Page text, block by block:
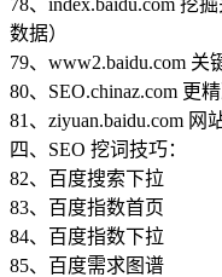
数据）
79、www2.baidu.com 关
80、SEO.chinaz.com 更
81、ziyuan.baidu.com 网
四、SEO 挖词技巧：
82、百度搜索下拉
83、百度指数首页
84、百度指数下拉
85、百度需求图谱